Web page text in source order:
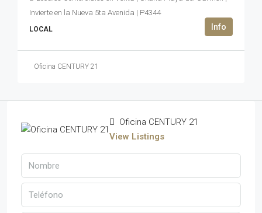
Invierte en la Nueva 5ta Avenida | P4344
LOCAL
Oficina CENTURY 21
Oficina CENTURY 21
View Listings